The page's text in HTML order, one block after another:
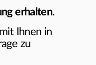
erhalten.
Ihnen in
zu